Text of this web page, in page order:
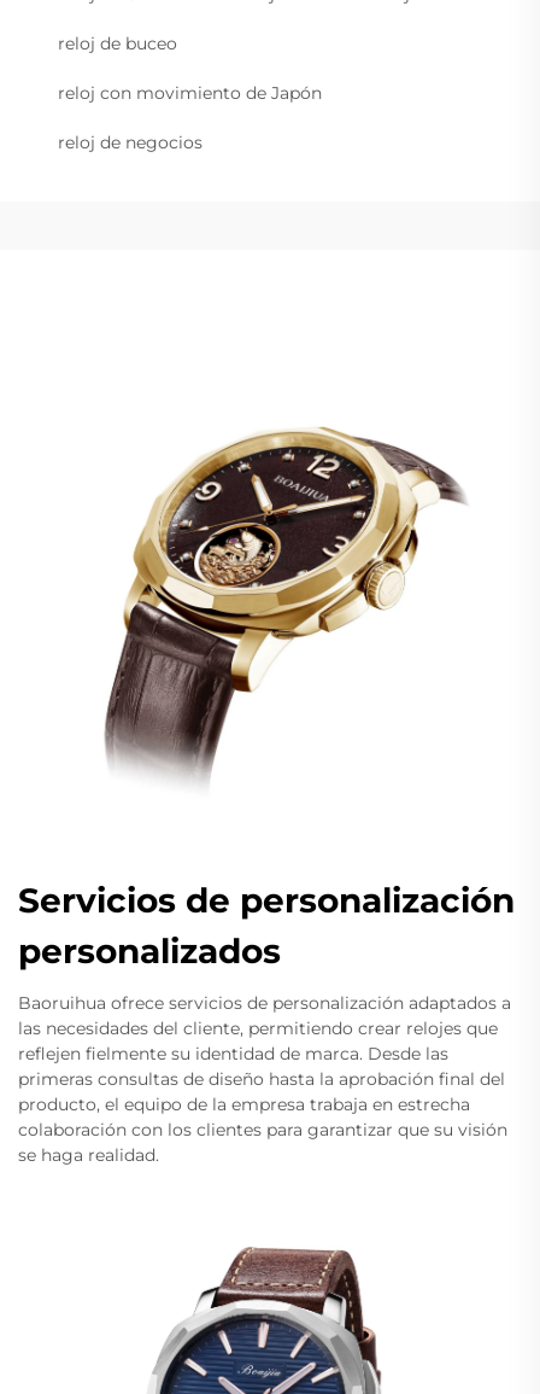
reloj de buceo
reloj con movimiento de Japón
reloj de negocios
Servicios de personalización
personalizados
Baoruihua ofrece servicios de personalización adaptados a
las necesidades del cliente, permitiendo crear relojes que
reflejen fielmente su identidad de marca. Desde las
primeras consultas de diseño hasta la aprobación final del
producto, el equipo de la empresa trabaja en estrecha
colaboración con los clientes para garantizar que su visión
se haga realidad.